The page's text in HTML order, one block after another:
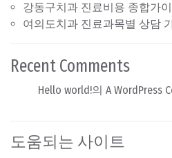
강동구치과 진료비용 종합가
여의도치과 진료과목별 상담
Recent Comments
Hello world!의 A WordPress
도움되는 사이트